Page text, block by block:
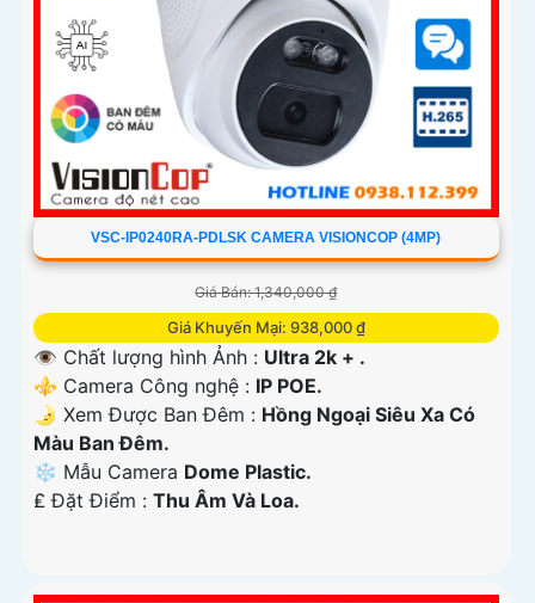
VSC-IP0240RA-PDLSK CAMERA VISIONCOP (4MP)
Giá Bán: 1,340,000 ₫
Giá Khuyến Mại: 938,000 ₫
👁 Chất lượng hình Ảnh : Ultra 2k + .
⚜️ Camera Công nghệ : IP POE.
🌛 Xem Được Ban Đêm : Hồng Ngoại Siêu Xa Có
Màu Ban Ðêm.
❄ Mẫu Camera Dome Plastic.
️₤ Đặt Điểm : Thu Âm Và Loa.